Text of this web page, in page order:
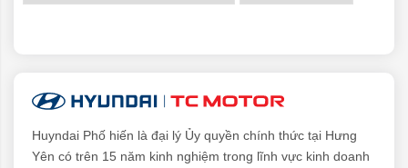
Huyndai Phố hiến là đại lý Ủy quyền chính thức tại Hưng
Yên có trên 15 năm kinh nghiệm trong lĩnh vực kinh doanh